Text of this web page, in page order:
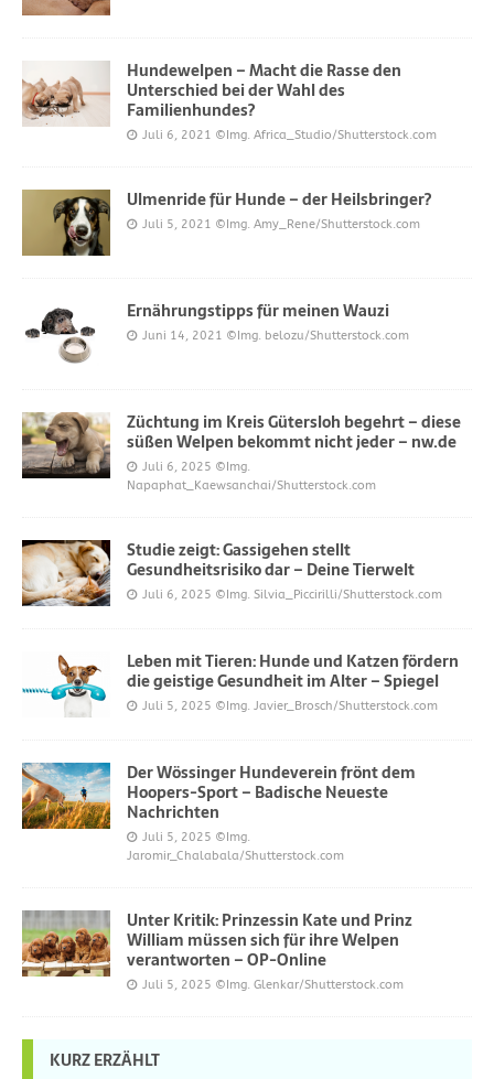
Hundewelpen – Macht die Rasse den
Unterschied bei der Wahl des
Familienhundes?
Juli 6, 2021 ©Img. Africa_Studio/Shutterstock.com
Ulmenride für Hunde – der Heilsbringer?
Juli 5, 2021 ©Img. Amy_Rene/Shutterstock.com
Ernährungstipps für meinen Wauzi
Juni 14, 2021 ©Img. belozu/Shutterstock.com
Züchtung im Kreis Gütersloh begehrt – diese
süßen Welpen bekommt nicht jeder – nw.de
Juli 6, 2025 ©Img.
Napaphat_Kaewsanchai/Shutterstock.com
Studie zeigt: Gassigehen stellt
Gesundheitsrisiko dar – Deine Tierwelt
Juli 6, 2025 ©Img. Silvia_Piccirilli/Shutterstock.com
Leben mit Tieren: Hunde und Katzen fördern
die geistige Gesundheit im Alter – Spiegel
Juli 5, 2025 ©Img. Javier_Brosch/Shutterstock.com
Der Wössinger Hundeverein frönt dem
Hoopers-Sport – Badische Neueste
Nachrichten
Juli 5, 2025 ©Img.
Jaromir_Chalabala/Shutterstock.com
Unter Kritik: Prinzessin Kate und Prinz
William müssen sich für ihre Welpen
verantworten – OP-Online
Juli 5, 2025 ©Img. Glenkar/Shutterstock.com
KURZ ERZÄHLT